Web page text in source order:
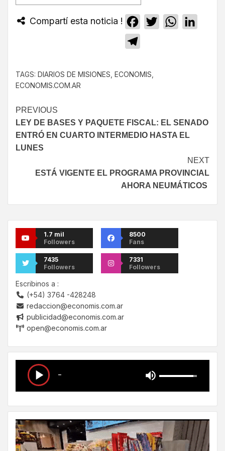
Compartí esta noticia ! Facebook
TwitterWhatsApp
TAGS: DIARIOS DE MISIONES ECONOMIS
ECONOMIS.COM.AR
PREVIOUS
LEY DE BASES Y PAQUETE FISCAL: EL SENADO
ENTRÓ EN CUARTO INTERMEDIO HASTA EL
LUNES
NEXT
ESTÁ VIGENTE EL PROGRAMA PROVINCIAL
AHORA NEUMÁTICOS
1.7 mil
Followers
8500
Fans
7435
Followers
7331
Followers
Escribinos a :
(+54) 3764 -428248
redaccion@economis.com.ar
publicidad@economis.com.ar
open@economis.com.ar